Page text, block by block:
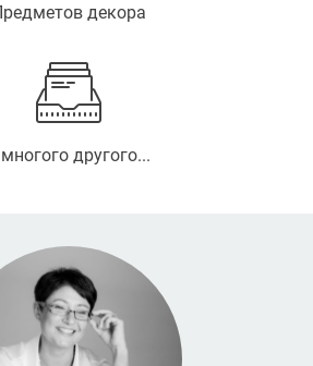
декора
другого...